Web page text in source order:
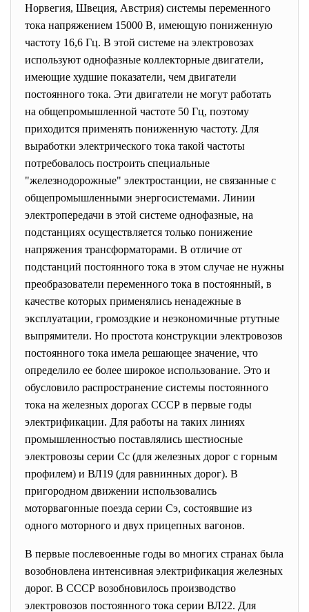
Норвегия, Швеция, Австрия) системы переменного
тока напряжением 15000 В, имеющую пониженную
частоту 16,6 Гц. В этой системе на электровозах
используют однофазные коллекторные двигатели,
имеющие худшие показатели, чем двигатели
постоянного тока. Эти двигатели не могут работать
на общепромышленной частоте 50 Гц, поэтому
приходится применять пониженную частоту. Для
выработки электрического тока такой частоты
потребовалось построить специальные
"железнодорожные" электростанции, не связанные с
общепромышленными энергосистемами. Линии
электропередачи в этой системе однофазные, на
подстанциях осуществляется только понижение
напряжения трансформаторами. В отличие от
подстанций постоянного тока в этом случае не нужны
преобразователи переменного тока в постоянный, в
качестве которых применялись ненадежные в
эксплуатации, громоздкие и неэкономичные ртутные
выпрямители. Но простота конструкции электровозов
постоянного тока имела решающее значение, что
определило ее более широкое использование. Это и
обусловило распространение системы постоянного
тока на железных дорогах СССР в первые годы
электрификации. Для работы на таких линиях
промышленностью поставлялись шестиосные
электровозы серии Сс (для железных дорог с горным
профилем) и ВЛ19 (для равнинных дорог). В
пригородном движении использовались
моторвагонные поезда серии Сэ, состоявшие из
одного моторного и двух прицепных вагонов.
B первые послевоенные годы во многих странах была
возобновлена интенсивная электрификация железных
дорог. В СССР возобновилось производство
электровозов постоянного тока серии ВЛ22. Для